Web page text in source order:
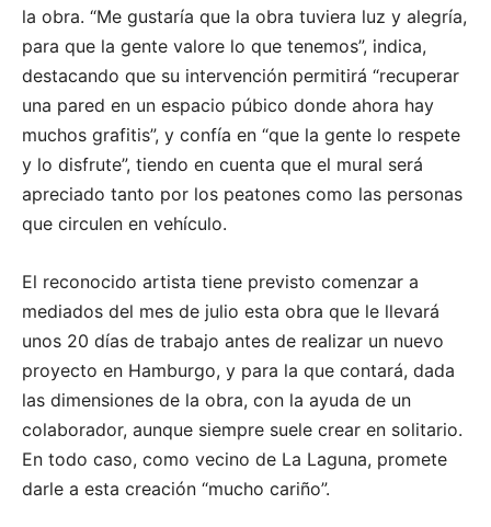
la obra. “Me gustaría que la obra tuviera luz y alegría,
para que la gente valore lo que tenemos”, indica,
destacando que su intervención permitirá “recuperar
una pared en un espacio púbico donde ahora hay
muchos grafitis”, y confía en “que la gente lo respete
y lo disfrute”, tiendo en cuenta que el mural será
apreciado tanto por los peatones como las personas
que circulen en vehículo.
El reconocido artista tiene previsto comenzar a
mediados del mes de julio esta obra que le llevará
unos 20 días de trabajo antes de realizar un nuevo
proyecto en Hamburgo, y para la que contará, dada
las dimensiones de la obra, con la ayuda de un
colaborador, aunque siempre suele crear en solitario.
En todo caso, como vecino de La Laguna, promete
darle a esta creación “mucho cariño”.